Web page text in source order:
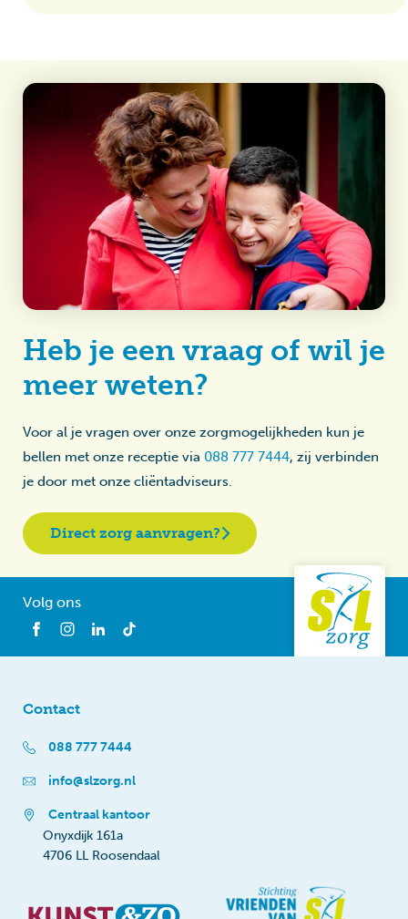
Heb je een vraag of wil je
meer weten?
Voor al je vragen over onze zorgmogelijkheden kun je
bellen met onze receptie via 088 777 7444, zij verbinden
je door met onze cliëntadviseurs.
Direct zorg aanvragen?
Volg ons
Contact
088 777 7444
info@slzorg.nl
Centraal kantoor
Onyxdijk 161a
4706 LL Roosendaal